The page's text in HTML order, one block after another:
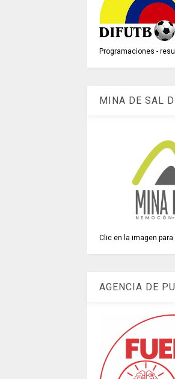
Programaciones -
MINA DE SAL
Clic en la imagen
AGENCIA DE